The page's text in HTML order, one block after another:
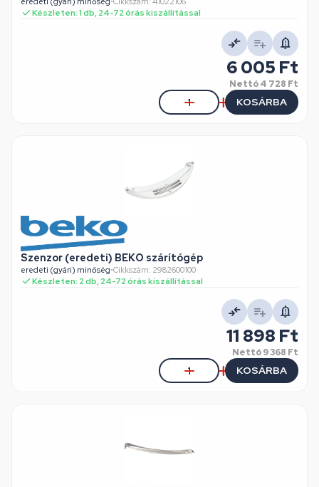
Készleten: 1 db, 24-72 órás kiszállítással
6 005 Ft
Nettó4 728 Ft
KOSÁRBA
Szenzor (eredeti) BEKO szárítógép
eredeti (gyári) minőség•Cikkszám: 2982600100
Készleten: 2 db, 24-72 órás kiszállítással
11 898 Ft
Nettó9 368 Ft
KOSÁRBA